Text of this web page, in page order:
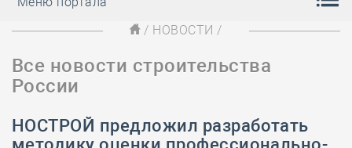
/ НОВОСТИ /
Все новости строительства
России
НОСТРОЙ предложил разработать